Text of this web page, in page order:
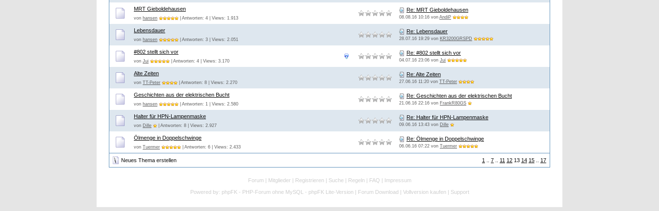
MRT Gieboldehausen
von hansen | Antworten: 4 | Views: 1.913
Re: MRT Gieboldehausen
08.08.16 10:16 von AndiP
Lebensdauer
von hansen | Antworten: 3 | Views: 2.051
Re: Lebensdauer
28.07.16 19:29 von KR3200GRSPD
#802 stellt sich vor
von Jui | Antworten: 4 | Views: 3.170
Re: #802 stellt sich vor
04.07.16 23:06 von Jui
Alte Zeiten
von TT-Peter | Antworten: 8 | Views: 2.270
Re: Alte Zeiten
27.06.16 11:20 von TT-Peter
Geschichten aus der elektrischen Bucht
von hansen | Antworten: 1 | Views: 2.580
Re: Geschichten aus der elektrischen Bucht
21.06.16 22:16 von FrankR80GS
Halter für HPN-Lampenmaske
von Dille | Antworten: 8 | Views: 2.927
Re: Halter für HPN-Lampenmaske
09.06.16 13:43 von Dille
Ölmenge in Doppelschwinge
von Tuermer | Antworten: 6 | Views: 2.433
Re: Ölmenge in Doppelschwinge
06.06.16 07:22 von Tuermer
Neues Thema erstellen 1 7 11 12 13 14 15 17
Forum | Mitglieder | Registrieren | Suche | Regeln | FAQ | Impressum
Powered by: phpFK - PHP-Forum ohne MySQL - phpFK Lite-Version | Forum Download | Vollversion kaufen | Support